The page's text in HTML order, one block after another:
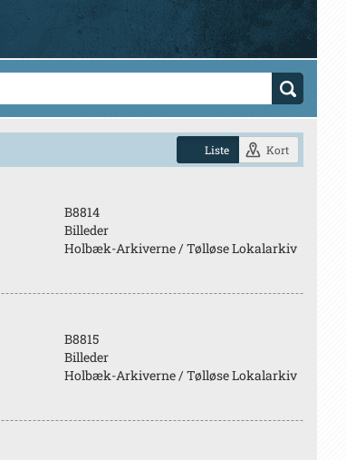
Liste Kort
B8814
Billeder
Holbæk-Arkiverne / Tølløse Lokalarkiv
B8815
Billeder
Holbæk-Arkiverne / Tølløse Lokalarkiv